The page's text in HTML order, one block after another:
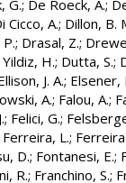
G.; De Roeck, A.;
Cicco, A.; Dillon, B.
; Drasal, Z.;
H.; Dutta, S.;
J. A.; Elsener,
A.; Falou, A.;
; Felici, G.;
Ferreira, L.;
D.; Fontanesi, E.;
R.; Franchino, S.;